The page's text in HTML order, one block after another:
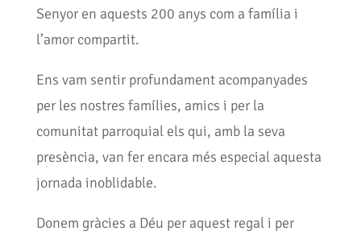
Senyor en aquests 200 anys com a família i
l’amor compartit.
Ens vam sentir profundament acompanyades
per les nostres famílies, amics i per la
comunitat parroquial els qui, amb la seva
presència, van fer encara més especial aquesta
jornada inoblidable.
Donem gràcies a Déu per aquest regal i per